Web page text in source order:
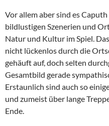
Vor allem aber sind es
bildlustigen Szenerien und
Natur und Kultur im Spiel.
nicht lückenlos durch die
gehäuft auf, doch selten
Gesamtbild gerade
Erstaunlich sind auch so
und zumeist über lange
Ende.